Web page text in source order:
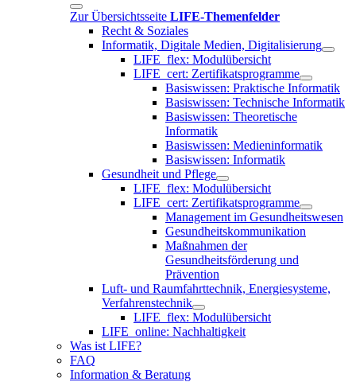
Zur Übersichtsseite LIFE-Themenfelder
Recht & Soziales
Informatik, Digitale Medien, Digitalisierung
LIFE_flex: Modulübersicht
LIFE_cert: Zertifikatsprogramme
Basiswissen: Praktische Informatik
Basiswissen: Technische Informatik
Basiswissen: Theoretische
Informatik
Basiswissen: Medieninformatik
Basiswissen: Informatik
Gesundheit und Pflege
LIFE_flex: Modulübersicht
LIFE_cert: Zertifikatsprogramme
Management im Gesundheitswesen
Gesundheitskommunikation
Maßnahmen der
Gesundheitsförderung und
Prävention
Luft- und Raumfahrttechnik, Energiesysteme,
Verfahrenstechnik
LIFE_flex: Modulübersicht
LIFE_online: Nachhaltigkeit
Was ist LIFE?
FAQ
Information & Beratung